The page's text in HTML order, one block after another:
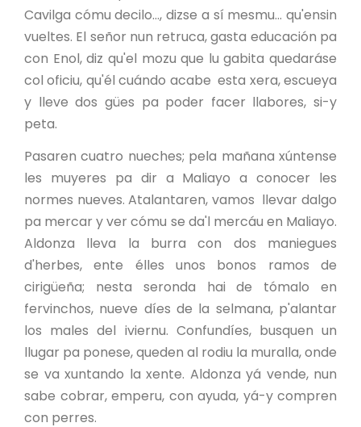
Cavilga cómu decilo..., dizse a sí mesmu... qu'ensin
vueltes. El señor nun retruca, gasta educación pa
con Enol, diz qu'el mozu que lu gabita quedaráse
col oficiu, qu'él cuándo acabe esta xera, escueya
y lleve dos gües pa poder facer llabores, si-y
peta.
Pasaren cuatro nueches; pela mañana xúntense
les muyeres pa dir a Maliayo a conocer les
normes nueves. Atalantaren, vamos llevar dalgo
pa mercar y ver cómu se da'l mercáu en Maliayo.
Aldonza lleva la burra con dos maniegues
d'herbes, ente élles unos bonos ramos de
cirigüeña; nesta seronda hai de tómalo en
fervinchos, nueve díes de la selmana, p'alantar
los males del iviernu. Confundíes, busquen un
llugar pa ponese, queden al rodiu la muralla, onde
se va xuntando la xente. Aldonza yá vende, nun
sabe cobrar, emperu, con ayuda, yá-y compren
con perres.